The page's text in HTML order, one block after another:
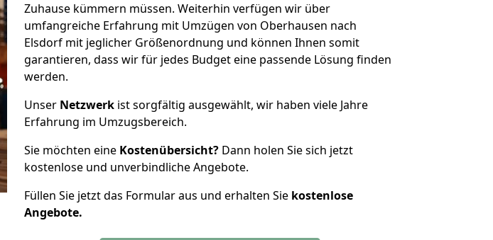
Zuhause kümmern müssen. Weiterhin verfügen wir über
umfangreiche Erfahrung mit Umzügen von Oberhausen nach
Elsdorf mit jeglicher Größenordnung und können Ihnen somit
garantieren, dass wir für jedes Budget eine passende Lösung finden
werden.
Unser Netzwerk ist sorgfältig ausgewählt, wir haben viele Jahre
Erfahrung im Umzugsbereich.
Sie möchten eine Kostenübersicht? Dann holen Sie sich jetzt
kostenlose und unverbindliche Angebote.
Füllen Sie jetzt das Formular aus und erhalten Sie kostenlose
Angebote.